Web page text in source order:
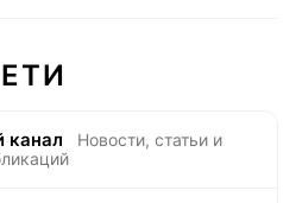
канал
Новости, статьи и